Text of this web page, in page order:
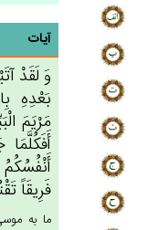
آیات
وَ لَقَدْ
بَعْدِه‌ِ
مَرْيَم‌َ
فَرِيقَاً
ما به